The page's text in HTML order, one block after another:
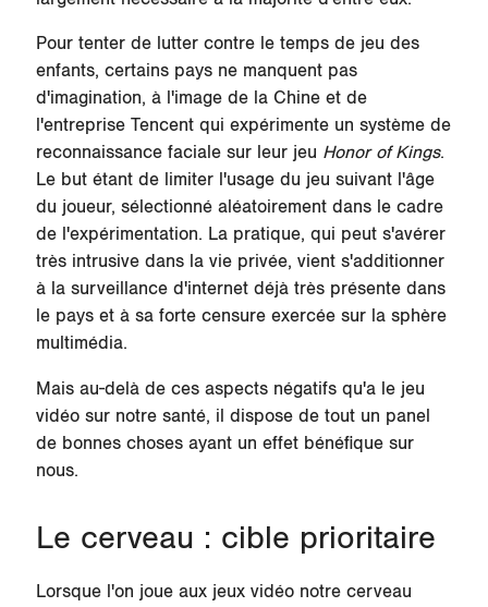
Pour tenter de lutter contre le temps de jeu des
enfants, certains pays ne manquent pas
d'imagination, à l'image de la Chine et de
l'entreprise Tencent qui expérimente un système de
reconnaissance faciale sur leur jeu Honor of Kings.
Le but étant de limiter l'usage du jeu suivant l'âge
du joueur, sélectionné aléatoirement dans le cadre
de l'expérimentation. La pratique, qui peut s'avérer
très intrusive dans la vie privée, vient s'additionner
à la surveillance d'internet déjà très présente dans
le pays et à sa forte censure exercée sur la sphère
multimédia.
Mais au-delà de ces aspects négatifs qu'a le jeu
vidéo sur notre santé, il dispose de tout un panel
de bonnes choses ayant un effet bénéfique sur
nous.
Le cerveau : cible prioritaire
Lorsque l'on joue aux jeux vidéo notre cerveau